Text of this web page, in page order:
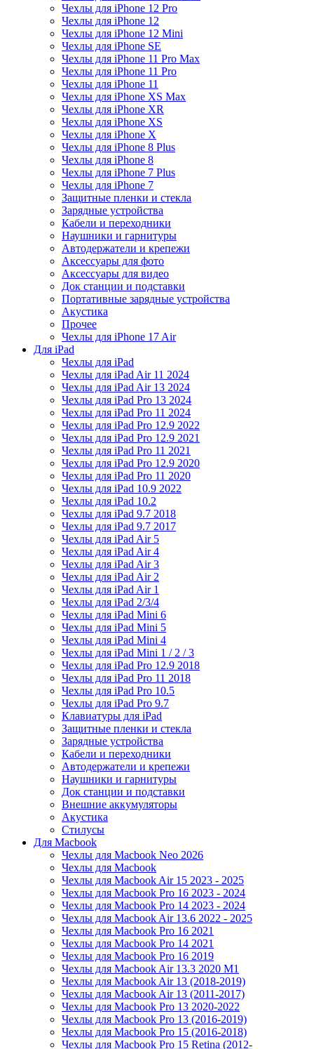
Чехлы для iPhone 12 Pro
Чехлы для iPhone 12
Чехлы для iPhone 12 Mini
Чехлы для iPhone SE
Чехлы для iPhone 11 Pro Max
Чехлы для iPhone 11 Pro
Чехлы для iPhone 11
Чехлы для iPhone XS Max
Чехлы для iPhone XR
Чехлы для iPhone XS
Чехлы для iPhone X
Чехлы для iPhone 8 Plus
Чехлы для iPhone 8
Чехлы для iPhone 7 Plus
Чехлы для iPhone 7
Защитные пленки и стекла
Зарядные устройства
Кабели и переходники
Наушники и гарнитуры
Автодержатели и крепежи
Аксессуары для фото
Аксессуары для видео
Док станции и подставки
Портативные зарядные устройства
Акустика
Прочее
Чехлы для iPhone 17 Air
Для iPad
Чехлы для iPad
Чехлы для iPad Air 11 2024
Чехлы для iPad Air 13 2024
Чехлы для iPad Pro 13 2024
Чехлы для iPad Pro 11 2024
Чехлы для iPad Pro 12.9 2022
Чехлы для iPad Pro 12.9 2021
Чехлы для iPad Pro 11 2021
Чехлы для iPad Pro 12.9 2020
Чехлы для iPad Pro 11 2020
Чехлы для iPad 10.9 2022
Чехлы для iPad 10.2
Чехлы для iPad 9.7 2018
Чехлы для iPad 9.7 2017
Чехлы для iPad Air 5
Чехлы для iPad Air 4
Чехлы для iPad Air 3
Чехлы для iPad Air 2
Чехлы для iPad Air 1
Чехлы для iPad 2/3/4
Чехлы для iPad Mini 6
Чехлы для iPad Mini 5
Чехлы для iPad Mini 4
Чехлы для iPad Mini 1 / 2 / 3
Чехлы для iPad Pro 12.9 2018
Чехлы для iPad Pro 11 2018
Чехлы для iPad Pro 10.5
Чехлы для iPad Pro 9.7
Клавиатуры для iPad
Защитные пленки и стекла
Зарядные устройства
Кабели и переходники
Автодержатели и крепежи
Наушники и гарнитуры
Док станции и подставки
Внешние аккумуляторы
Акустика
Стилусы
Для Macbook
Чехлы для Macbook Neo 2026
Чехлы для Macbook
Чехлы для Macbook Air 15 2023 - 2025
Чехлы для Macbook Pro 16 2023 - 2024
Чехлы для Macbook Pro 14 2023 - 2024
Чехлы для Macbook Air 13.6 2022 - 2025
Чехлы для Macbook Pro 16 2021
Чехлы для Macbook Pro 14 2021
Чехлы для Macbook Pro 16 2019
Чехлы для Macbook Air 13.3 2020 M1
Чехлы для Macbook Air 13 (2018-2019)
Чехлы для Macbook Air 13 (2011-2017)
Чехлы для Macbook Pro 13 2020-2022
Чехлы для Macbook Pro 13 (2016-2019)
Чехлы для Macbook Pro 15 (2016-2018)
Чехлы для Macbook Pro 15 Retina (2012-